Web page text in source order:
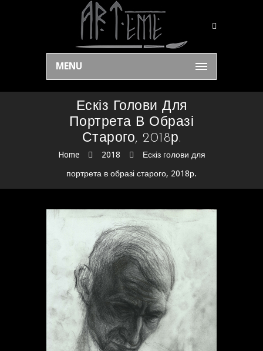
MENU
Ескіз Голови Для
Портрета В Образі
Старого, 2018р.
Home 2018
Ескіз голови для
портрета в образі старого, 2018р.